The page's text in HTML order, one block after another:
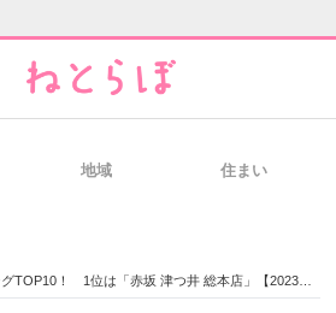
地域 住まい
1位は「赤坂 津つ井 総本店」【2023年6月27日時点／SARAH】